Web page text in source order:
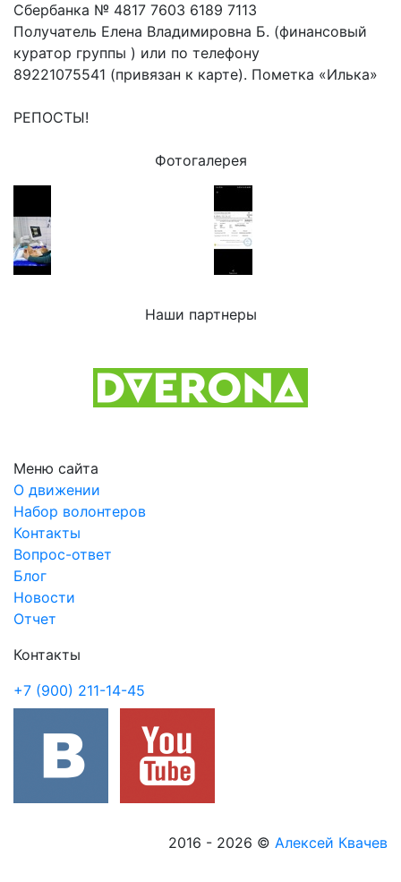
Сбербанка № 4817 7603 6189 7113
Получатель Елена Владимировна Б. (финансовый
куратор группы ) или по телефону
89221075541 (привязан к карте). Пометка «Илька»
РЕПОСТЫ!
Фотогалерея
Наши партнеры
Меню сайта
О движении
Набор волонтеров
Контакты
Вопрос-ответ
Блог
Новости
Отчет
Контакты
+7 (900) 211-14-45
2016 - 2026 © Алексей Квачев